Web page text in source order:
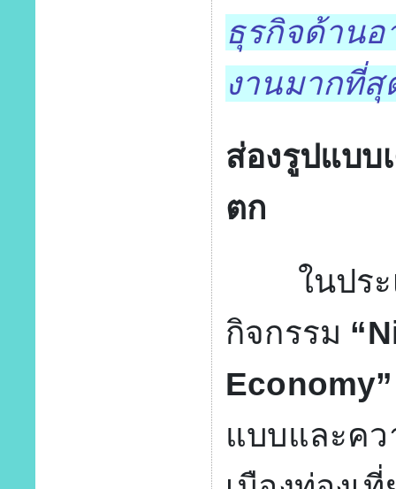
ธุรกิจด้านอ
งานมากที่สุ
ส่องรูปแบบ
ตก
ในประเ
กิจกรรม
Economy”
แบบและค